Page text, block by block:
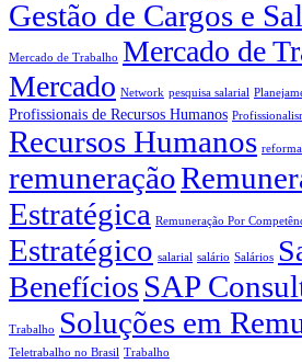
Gestão de Cargos e
Mercado de Trabalho Mercado de
Mercado Network pesquisa salarial
Profissionais de Recursos Humanos
Recursos Humanos
remuneração
Estratégica Remuneração Por
Estratégico salarial salário Salários
Benefícios SAP
Trabalho Soluções em
Teletrabalho no Brasil Trabalho